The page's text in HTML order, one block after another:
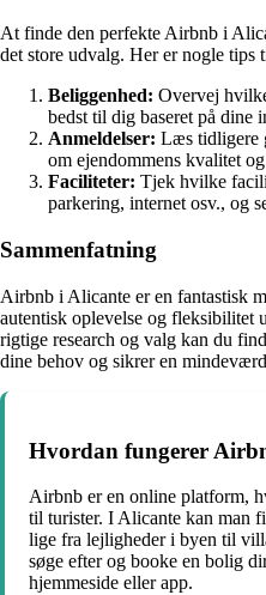
At finde den perfekte Airbnb i
det store udvalg. Her er nogle
Beliggenhed: Overvej
bedst til dig baseret på dine
Anmeldelser: Læs tidligere
om ejendommens kvalitet
Faciliteter: Tjek hvilke
parkering, internet osv., og
Sammenfatning
Airbnb i Alicante er en fantastisk
autentisk oplevelse og fleksibilitet
rigtige research og valg kan du
dine behov og sikrer en
Hvordan fungerer
Airbnb er en online platform,
til turister. I Alicante kan man
lige fra lejligheder i byen til
søge efter og booke en bolig
hjemmeside eller app.